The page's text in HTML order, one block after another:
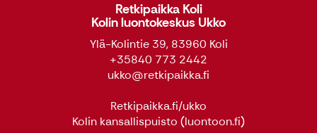
Retkipaikka Koli
Kolin luontokeskus Ukko
Ylä-Kolintie 39, 83960 Koli
+35840 773 2442
ukko@retkipaikka.fi
Retkipaikka.fi/ukko
Kolin kansallispuisto (luontoon.fi)